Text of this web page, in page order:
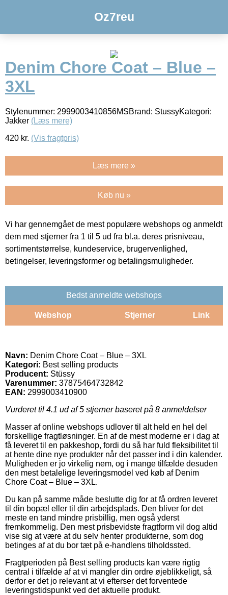
Oz7reu
Denim Chore Coat – Blue –
3XL
Stylenummer: 2999003410856MSBrand: StussyKategori:
Jakker (Læs mere)
420 kr. (Vis fragtpris)
Læs mere »
Køb nu »
Vi har gennemgået de mest populære webshops og anmeldt
dem med stjerner fra 1 til 5 ud fra bl.a. deres prisniveau,
sortimentstørrelse, kundeservice, brugervenlighed,
betingelser, leveringsformer og betalingsmuligheder.
Bedst anmeldte webshops
Webshop Stjerner Link
Navn: Denim Chore Coat – Blue – 3XL
Kategori: Best selling products
Producent: Stüssy
Varenummer: 37875464732842
EAN: 2999003410900
Vurderet til 4.1 ud af 5 stjerner baseret på 8 anmeldelser
Masser af online webshops udlover til alt held en hel del
forskellige fragtløsninger. En af de mest moderne er i dag at
få leveret til en pakkeshop, fordi du så har fuld fleksibilitet til
at hente dine nye produkter når det passer ind i din kalender.
Muligheden er jo virkelig nem, og i mange tilfælde desuden
den mest betalelige leveringsmodel ved køb af Denim
Chore Coat – Blue – 3XL.
Du kan på samme måde beslutte dig for at få ordren leveret
til din bopæl eller til din arbejdsplads. Den bliver for det
meste en tand mindre prisbillig, men også yderst
fremkommelig. Den mest prisbevidste fragtform vil dog altid
vise sig at være at du selv henter produkterne, som dog
betinges af at du bor tæt på e-handlens tilholdssted.
Fragtperioden på Best selling products kan være rigtig
central i tilfælde af at vi mangler din ordre øjeblikkeligt, så
derfor er det jo relevant at vi efterser det forventede
leveringstidspunkt ved det aktuelle produkt.